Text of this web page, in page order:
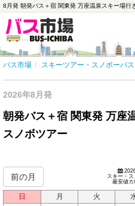
8月発 朝発バス＋宿 関東発 万座温泉スキー場行
バス市場 スキーツアー・スノボーバ
2026年8月発
朝発バス＋宿 関東発 万座
スノボツアー
前の月
スキー・
最安値カ
日 月 火